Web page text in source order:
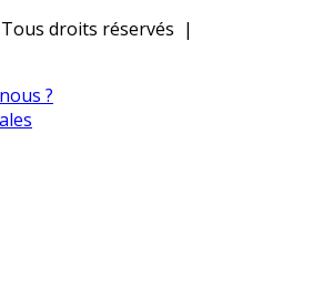
droits réservés |
?